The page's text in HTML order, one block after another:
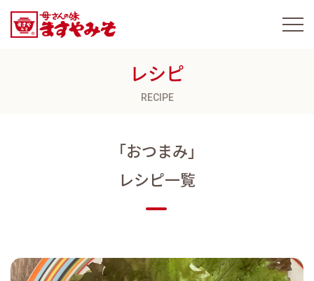
レシピ
RECIPE
「おつまみ」
レシピ一覧